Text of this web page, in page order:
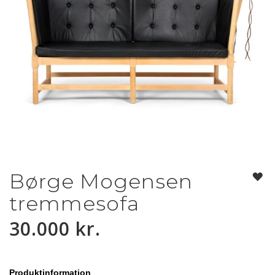
Gå
til
starten
af
billedgalleriet
Børge Mogensen
tremmesofa
30.000 kr.
Produktinformation